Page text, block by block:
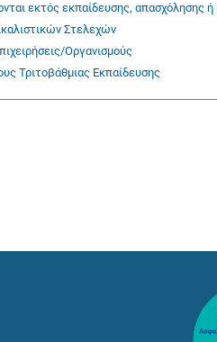
εκτός εκπαίδευσης, απασχόλησης
Στελεχών
Οργανισμούς
Τριτοβάθμιας Εκπαίδευσης